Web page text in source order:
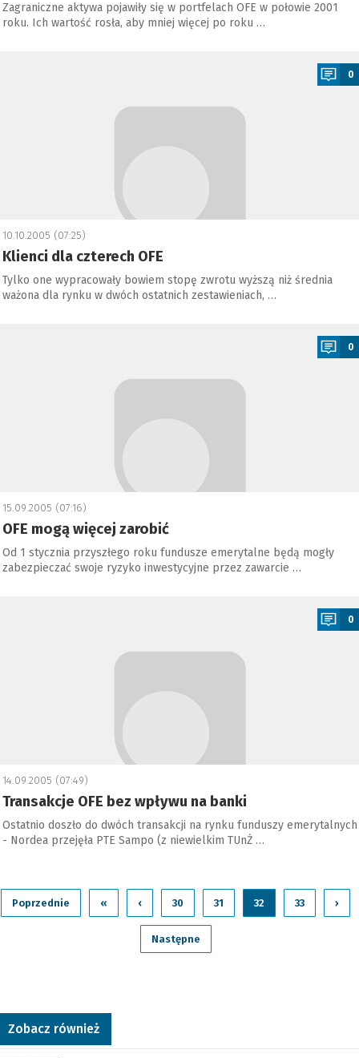
Zagraniczne aktywa pojawiły się w portfelach OFE w połowie 2001
roku. Ich wartość rosła, aby mniej więcej po roku …
0
10.10.2005 (07:25)
Klienci dla czterech OFE
Tylko one wypracowały bowiem stopę zwrotu wyższą niż średnia
ważona dla rynku w dwóch ostatnich zestawieniach, …
0
15.09.2005 (07:16)
OFE mogą więcej zarobić
Od 1 stycznia przyszłego roku fundusze emerytalne będą mogły
zabezpieczać swoje ryzyko inwestycyjne przez zawarcie …
0
14.09.2005 (07:49)
Transakcje OFE bez wpływu na banki
Ostatnio doszło do dwóch transakcji na rynku funduszy emerytalnych
- Nordea przejęła PTE Sampo (z niewielkim TUnŻ …
Poprzednie « ‹ 30 31 32 33 ›
Następne
Zobacz również